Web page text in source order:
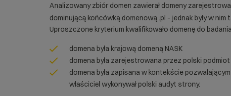
Analizowany zbiór domen zawierał domeny
dominującą końcówką domenową .pl – jednak były w nim
Uproszczone kryterium kwalifikowało domenę do
domena była krajową domeną NASK
domena była zarejestrowana przez polski podmiot
domena była zapisana w kontekście
właściciel wykonywał polski audyt strony.